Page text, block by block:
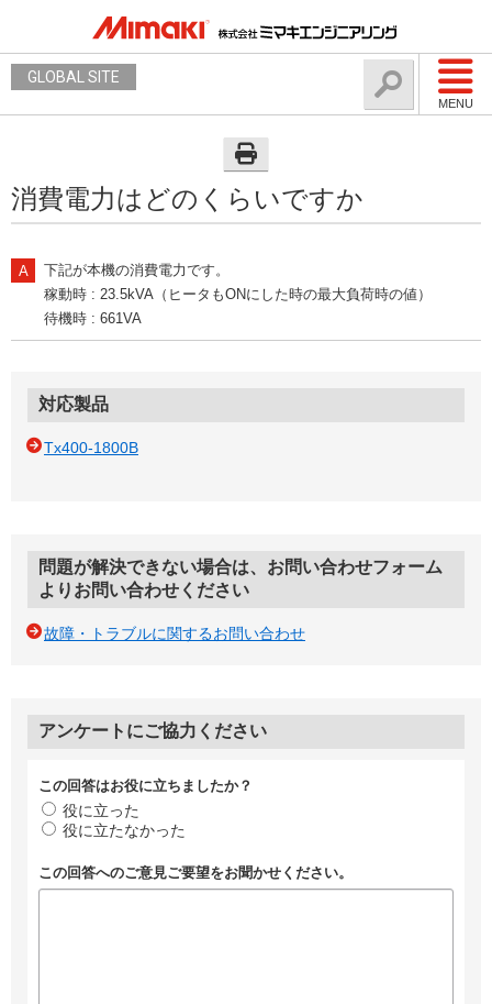
MENU
GLOBAL SITE
消費電力はどのくらいですか
下記が本機の消費電力です。
稼動時 : 23.5kVA（ヒータもONにした時の最大負荷時の値）
待機時 : 661VA
対応製品
Tx400-1800B
問題が解決できない場合は、お問い合わせフォーム
よりお問い合わせください
故障・トラブルに関するお問い合わせ
アンケートにご協力ください
この回答はお役に立ちましたか？
役に立った
役に立たなかった
この回答へのご意見ご要望をお聞かせください。